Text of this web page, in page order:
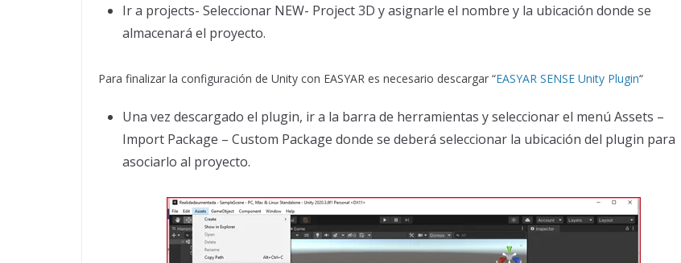
Ir a projects- Seleccionar NEW- Project 3D y asignarle el nombre y la ubicación donde se
almacenará el proyecto.
Para finalizar la configuración de Unity con EASYAR es necesario descargar “EASYAR SENSE Unity Plugin“
Una vez descargado el plugin, ir a la barra de herramientas y seleccionar el menú Assets –
Import Package – Custom Package donde se deberá seleccionar la ubicación del plugin para
asociarlo al proyecto.